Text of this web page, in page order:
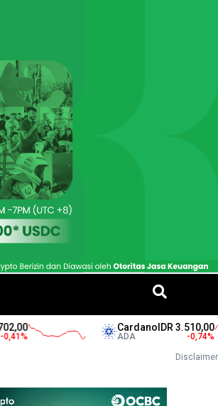
CardanoIDR 3.510,00
ADA
Disclaimer